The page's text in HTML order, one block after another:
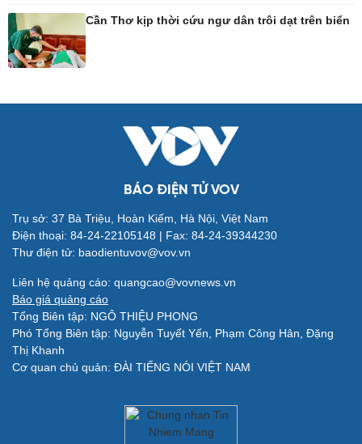
Quân sự - Quốc phòng
Vũ khí
Việt Nam
Phân tích
Cần Thơ kịp thời cứu ngư dân trôi dạt trên biển
BÁO ĐIỆN TỬ VOV
Trụ sở: 37 Bà Triệu, Hoàn Kiếm, Hà Nội, Việt Nam
Điện thoại: 84-24-22105148 | Fax: 84-24-39344230
Thư điện tử: baodientuvov@vov.vn
Liên hệ quảng cáo: quangcao@vovnews.vn
Báo giá quảng cáo
Tổng Biên tập: NGÔ THIỆU PHONG
Phó Tổng Biên tập: Nguyễn Tuyết Yến, Phạm Công Hân, Đặng
Thị Khanh
Cơ quan chủ quản: ĐÀI TIẾNG NÓI VIỆT NAM